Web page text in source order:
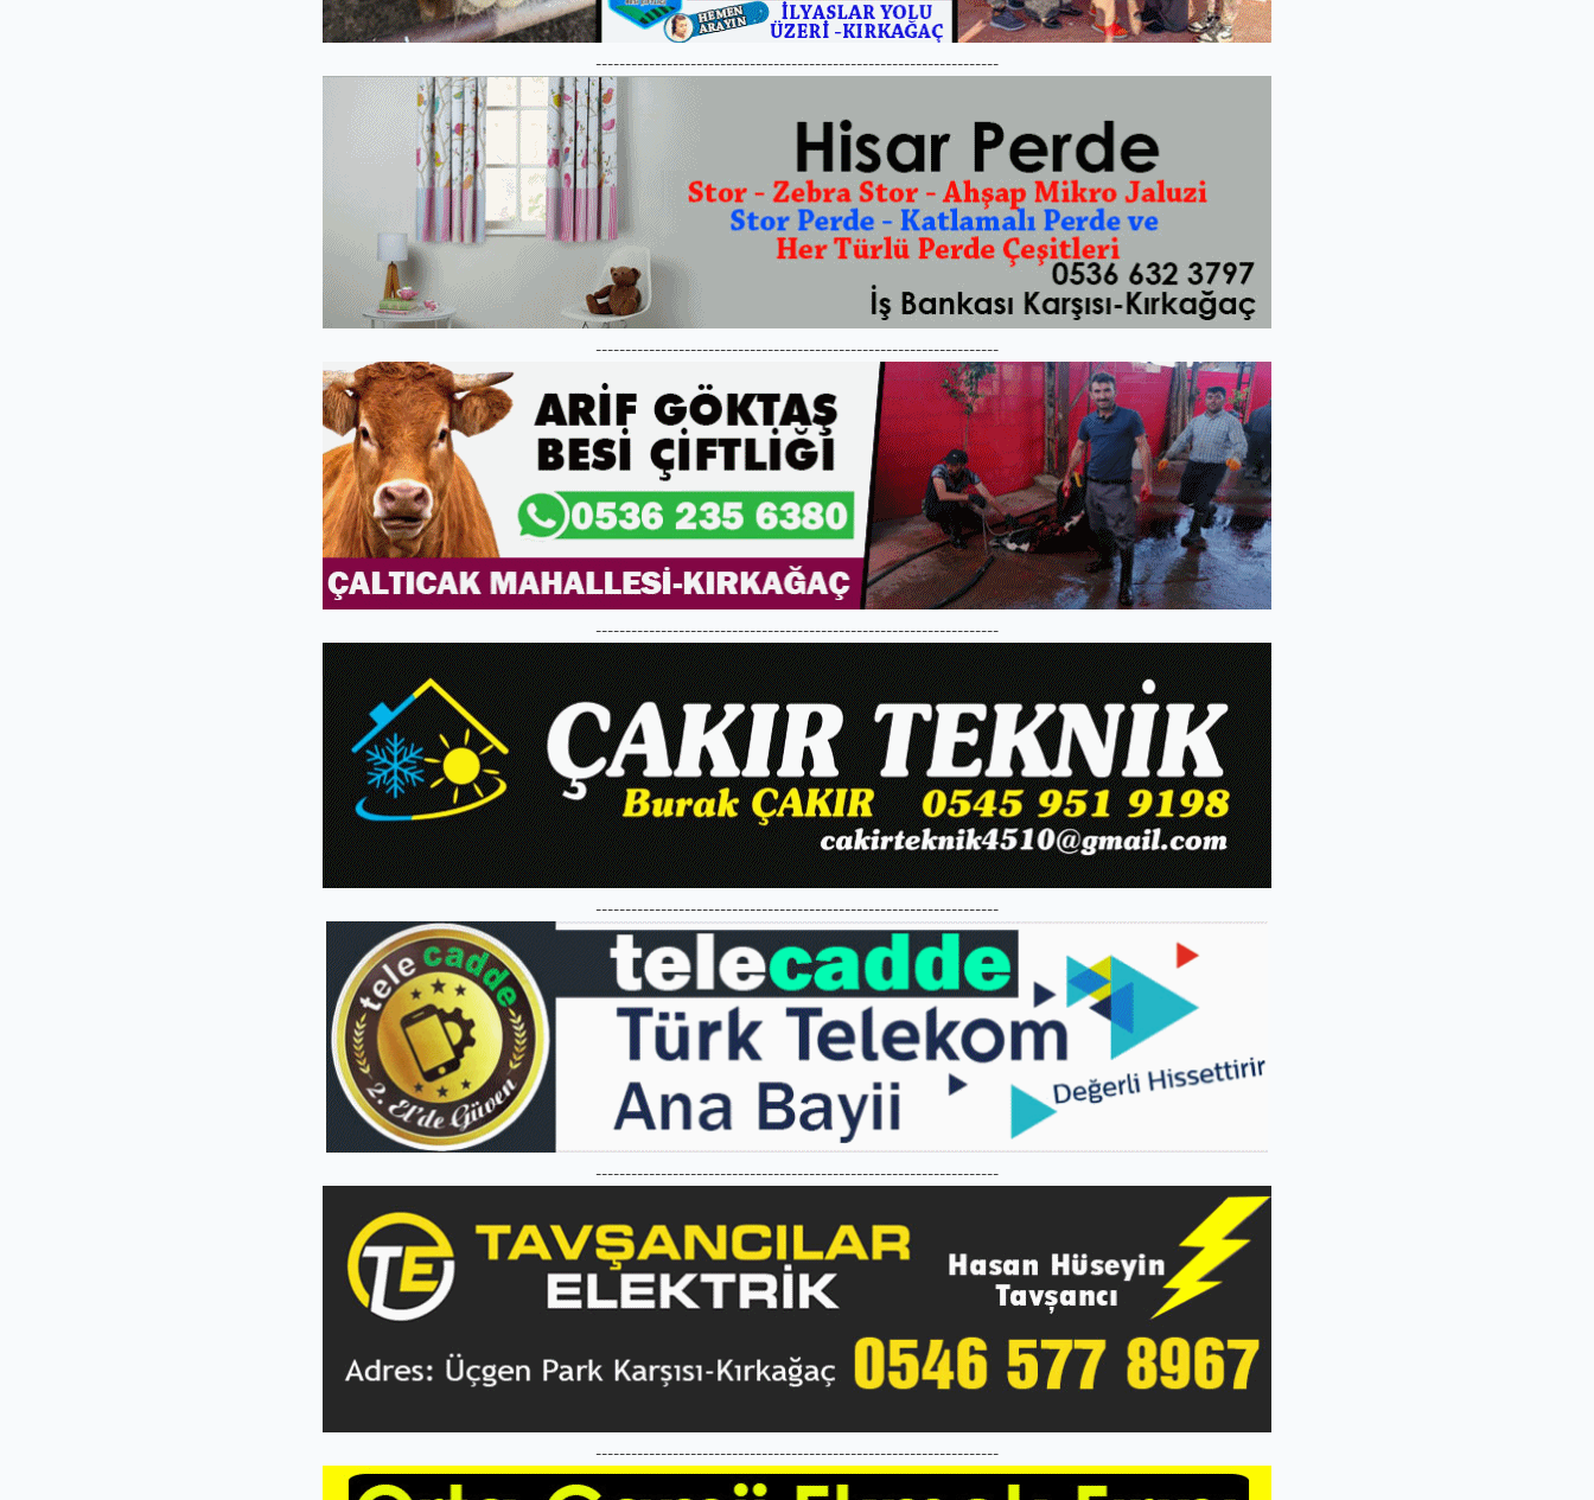
--------------------------------------------------------------------
--------------------------------------------------------------------
--------------------------------------------------------------------
--------------------------------------------------------------------
--------------------------------------------------------------------
--------------------------------------------------------------------